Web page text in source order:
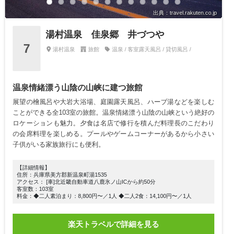
出典：travel.rakuten.co.jp
7
湯村温泉 佳泉郷 井づつや
湯村温泉 旅館 温泉 / 客室露天風呂 / 貸切風呂 /
温泉情緒漂う山陰の山峡に建つ旅館
展望の檜風呂や大岩大浴場、庭園露天風呂、ハーブ湯などを楽しむ
ことができる全103室の旅館。温泉情緒漂う山陰の山峡という絶好の
ロケーションも魅力。夕食は名店で修行を積んだ料理長のこだわり
の会席料理を楽しめる。プールやゲームコーナーがあるから小さい
子供がいる家族旅行にも便利。
【詳細情報】
住所：兵庫県美方郡新温泉町湯1535
アクセス： [車]北近畿自動車道八鹿氷ノ山ICから約50分
客室数：103室
料金：◆二人素泊まり：8,800円〜／1人 ◆二人2食：14,100円〜／1人
楽天トラベルで詳細を見る